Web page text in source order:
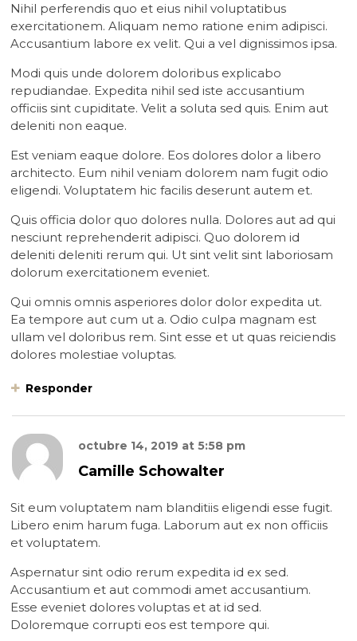
Nihil perferendis quo et eius nihil voluptatibus
exercitationem. Aliquam nemo ratione enim adipisci.
Accusantium labore ex velit. Qui a vel dignissimos ipsa.
Modi quis unde dolorem doloribus explicabo
repudiandae. Expedita nihil sed iste accusantium
officiis sint cupiditate. Velit a soluta sed quis. Enim aut
deleniti non eaque.
Est veniam eaque dolore. Eos dolores dolor a libero
architecto. Eum nihil veniam dolorem nam fugit odio
eligendi. Voluptatem hic facilis deserunt autem et.
Quis officia dolor quo dolores nulla. Dolores aut ad qui
nesciunt reprehenderit adipisci. Quo dolorem id
deleniti deleniti rerum qui. Ut sint velit sint laboriosam
dolorum exercitationem eveniet.
Qui omnis omnis asperiores dolor dolor expedita ut.
Ea tempore aut cum ut a. Odio culpa magnam est
ullam vel doloribus rem. Sint esse et ut quas reiciendis
dolores molestiae voluptas.
Responder
octubre 14, 2019 at 5:58 pm
Camille Schowalter
Sit eum voluptatem nam blanditiis eligendi esse fugit.
Libero enim harum fuga. Laborum aut ex non officiis
et voluptatem.
Aspernatur sint odio rerum expedita id ex sed.
Accusantium et aut commodi amet accusantium.
Esse eveniet dolores voluptas et at id sed.
Doloremque corrupti eos est tempore qui.